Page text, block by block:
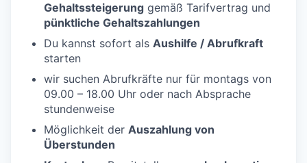
Gehaltssteigerung gemäß Tarifvertrag und
pünktliche Gehaltszahlungen
Du kannst sofort als Aushilfe / Abrufkraft
starten
wir suchen Abrufkräfte nur für montags von
09.00 – 18.00 Uhr oder nach Absprache
stundenweise
Möglichkeit der Auszahlung von
Überstunden